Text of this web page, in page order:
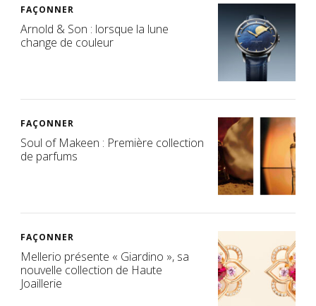
FAÇONNER
Arnold & Son : lorsque la lune
change de couleur
FAÇONNER
Soul of Makeen : Première collection
de parfums
FAÇONNER
Mellerio présente « Giardino », sa
nouvelle collection de Haute
Joaillerie